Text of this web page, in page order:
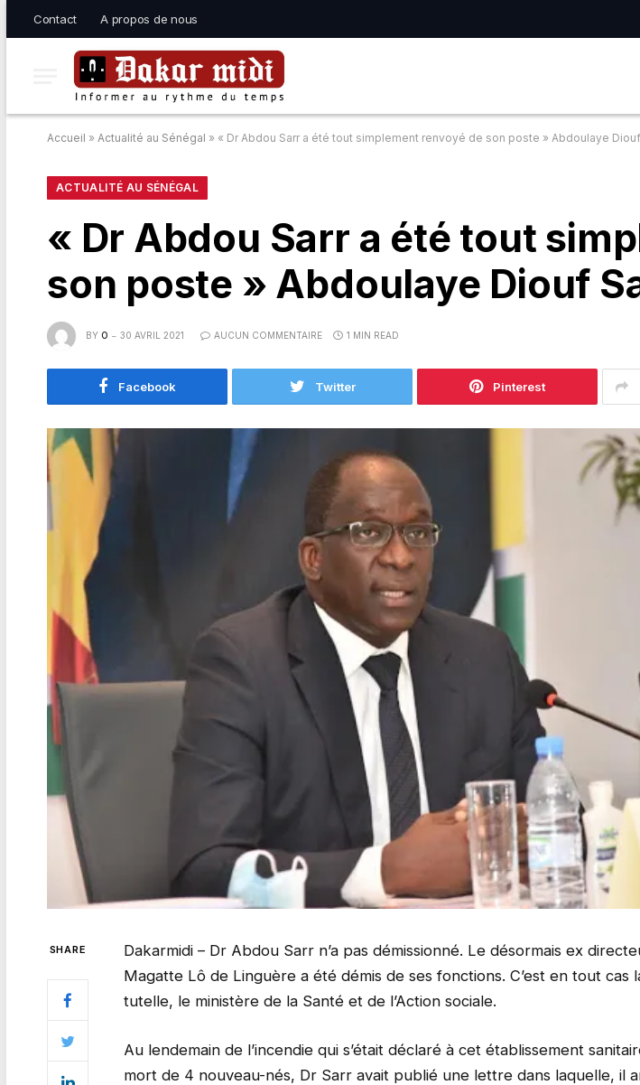
Contact A propos de nous
Accueil » Actualité au Sénégal » « Dr Abdou Sarr a été tout simplement renvoyé de son poste » Abdoulaye
ACTUALITÉ AU SÉNÉGAL
« Dr Abdou Sarr a été tout
son poste » Abdoulaye Diouf
BY O 30 AVRIL 2021 AUCUN COMMENTAIRE 1 MIN READ
Facebook Twitter Pinterest
SHARE
Dakarmidi – Dr Abdou Sarr n’a pas démissionné. Le désormais ex
Magatte Lô de Linguère a été démis de ses fonctions. C’est en tout cas
tutelle, le ministère de la Santé et de l’Action sociale.
Au lendemain de l’incendie qui s’était déclaré à cet établissement
mort de 4 nouveau-nés, Dr Sarr avait publié une lettre dans laquelle, il